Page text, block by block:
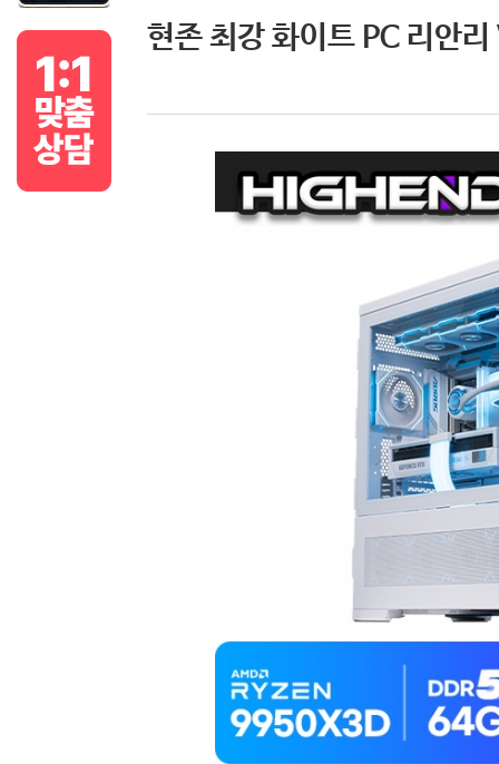
현존 최강 화이트 PC 리안